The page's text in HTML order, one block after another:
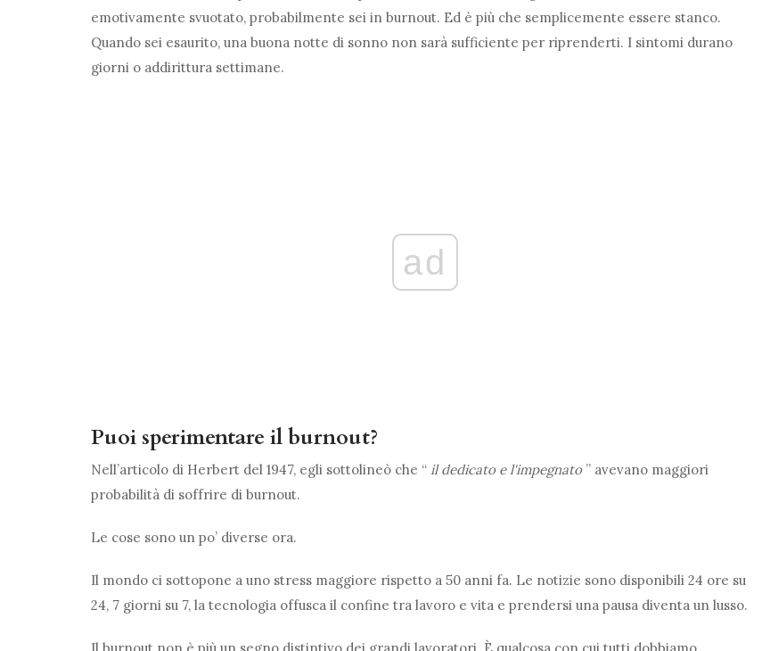
emotivamente svuotato, probabilmente sei in burnout. Ed è più che semplicemente essere stanco.
Quando sei esaurito, una buona notte di sonno non sarà sufficiente per riprenderti. I sintomi durano
giorni o addirittura settimane.
ad
Puoi sperimentare il burnout?
Nell’articolo di Herbert del 1947, egli sottolineò che “ il dedicato e l'impegnato” avevano maggiori
probabilità di soffrire di burnout.
Le cose sono un po’ diverse ora.
Il mondo ci sottopone a uno stress maggiore rispetto a 50 anni fa. Le notizie sono disponibili 24 ore su
24, 7 giorni su 7, la tecnologia offusca il confine tra lavoro e vita e prendersi una pausa diventa un lusso.